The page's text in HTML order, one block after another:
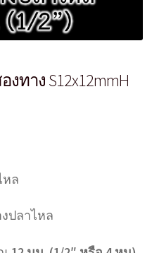
ทาง S12x12mmH
หล
ปลาไหล